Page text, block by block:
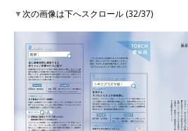
▼次の画像は下へスクロール (32/37)